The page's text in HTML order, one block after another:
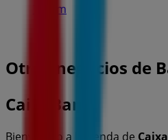
7.2 km
Otros negocios de
CaixaBank
Bienvenido a la tienda de